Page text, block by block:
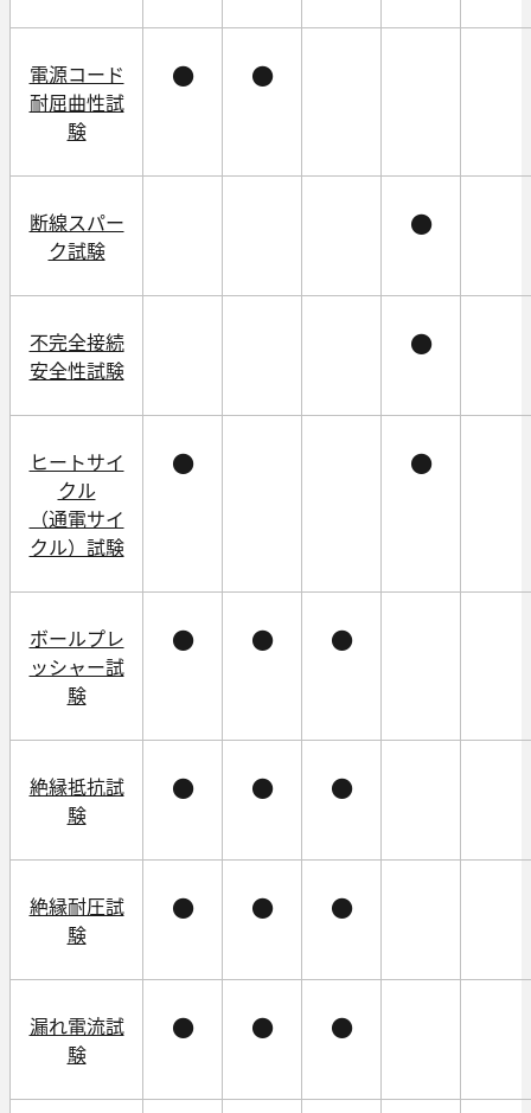
電源コード
耐屈曲性試
験
● ●
断線スパー
ク試験
●
不完全接続
安全性試験
●
ヒートサイ
クル
（通電サイ
クル）試験
● ●
ボールプレ
ッシャー試
験
● ● ●
絶縁抵抗試
験
● ● ●
絶縁耐圧試
験
● ● ●
漏れ電流試
験
● ● ●